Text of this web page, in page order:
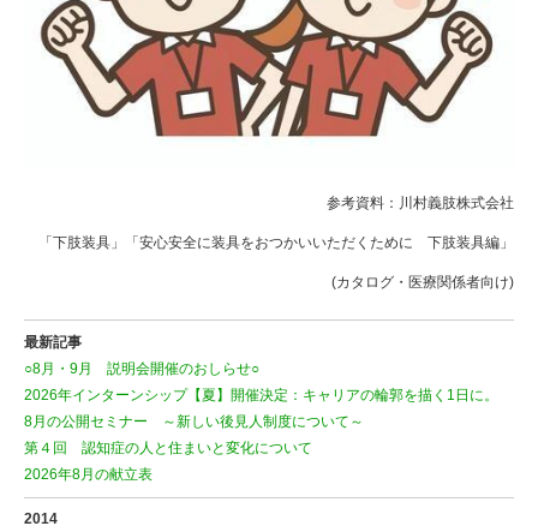
参考資料：川村義肢株式会社
「下肢装具」「安心安全に装具をおつかいいただくために 下肢装具編」
(カタログ・医療関係者向け)
最新記事
○8月・9月 説明会開催のおしらせ○
2026年インターンシップ【夏】開催決定：キャリアの輪郭を描く1日に。
8月の公開セミナー ～新しい後見人制度について～
第４回 認知症の人と住まいと変化について
2026年8月の献立表
2014